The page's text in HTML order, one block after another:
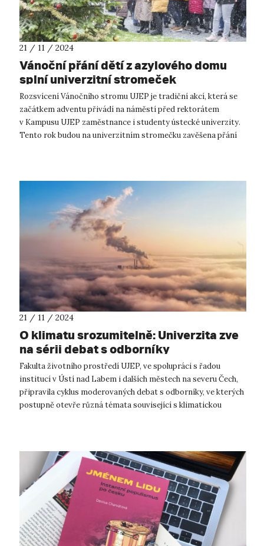
21 / 11 / 2024
Vánoční přání dětí z azylového domu
splní univerzitní stromeček
Rozsvícení Vánočního stromu UJEP je tradiční akcí, která se
začátkem adventu přivádí na náměstí před rektorátem
v Kampusu UJEP zaměstnance i studenty ústecké univerzity.
Tento rok budou na univerzitním stromečku zavěšena přání
21 / 11 / 2024
O klimatu srozumitelně: Univerzita zve
na sérii debat s odborníky
Fakulta životního prostředí UJEP, ve spolupráci s řadou
institucí v Ústí nad Labem i dalších městech na severu Čech,
připravila cyklus moderovaných debat s odborníky, ve kterých
postupně otevře různá témata související s klimatickou